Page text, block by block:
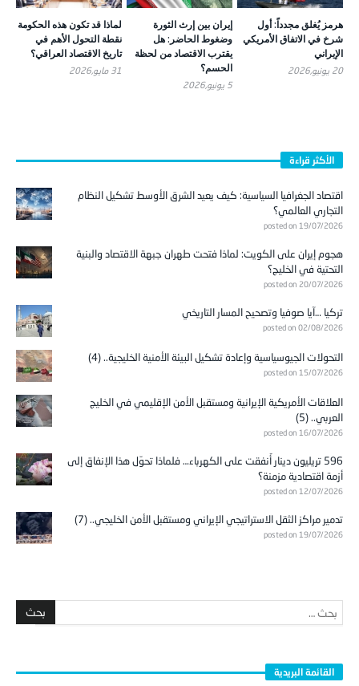
هرمز يُغلق مجدداً: أول
شرخ في الاتفاق الأمريكي
الإيراني
20 يونيو,2026
إيران بين إرث الثورة
وضغوط الحاضر: هل
يقترب الاقتصاد من لحظة
الحسم؟
5 يونيو,2026
لماذا قد تكون هذه الحكومة
نقطة التحول الأهم في
تاريخ الاقتصاد العراقي؟
31 مايو,2026
التجاري العالمي؟
posted on 19/07/2026
التحتية في الخليج؟
posted on 20/07/2026
posted on 02/08/2026
posted on 15/07/2026
العربي.. (5)
posted on 16/07/2026
أزمة اقتصادية مزمنة؟
posted on 12/07/2026
posted on 19/07/2026